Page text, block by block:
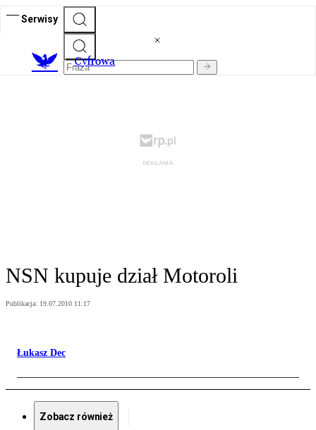
Serwisy
Cyfrowa
NSN kupuje dział Motoroli
Publikacja: 19.07.2010 11:17
Łukasz Dec
Zobacz również